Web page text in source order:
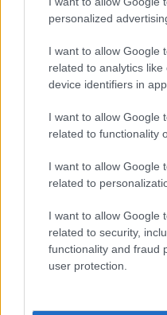
personalized
I want to allow Google
related to analytics
device identifiers in
I want to allow Google
related to functionality
I want to allow Google
related to
I want to allow Google
related to security,
functionality and fraud
user protection.
Ποιοι
εκκρεμότητες